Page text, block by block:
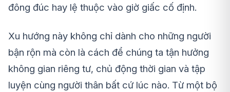
đông đúc hay lệ thuộc vào giờ giấc cố định.
Xu hướng này không chỉ dành cho những người
bận rộn mà còn là cách để chúng ta tận hưởng
không gian riêng tư, chủ động thời gian và tập
luyện cùng người thân bất cứ lúc nào. Từ một bộ